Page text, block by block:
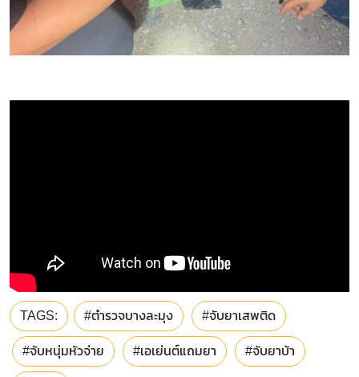
TAGS: #ตำรวจบางละมุง #จับยาเสพติด
#จับหนุ่มหัวจ่าย #เอเย่นต์แถมยา #จับยาบ้า